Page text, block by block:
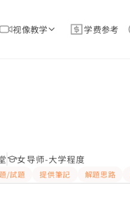
视像教学 学费参考
女导师-大学程度
/試題 提供筆記 解題思路